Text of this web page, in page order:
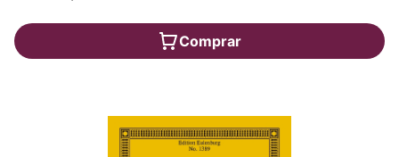
Comprar